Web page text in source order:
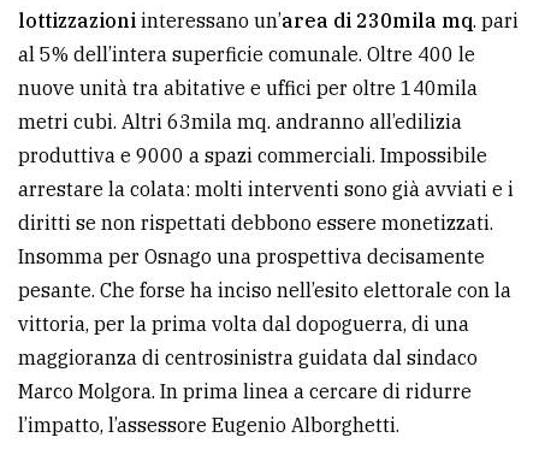
lottizzazioni interessano un’area di 230mila mq. pari
al 5% dell’intera superficie comunale. Oltre 400 le
nuove unità tra abitative e uffici per oltre 140mila
metri cubi. Altri 63mila mq. andranno all’edilizia
produttiva e 9000 a spazi commerciali. Impossibile
arrestare la colata: molti interventi sono già avviati e i
diritti se non rispettati debbono essere monetizzati.
Insomma per Osnago una prospettiva decisamente
pesante. Che forse ha inciso nell’esito elettorale con la
vittoria, per la prima volta dal dopoguerra, di una
maggioranza di centrosinistra guidata dal sindaco
Marco Molgora. In prima linea a cercare di ridurre
l’impatto, l’assessore Eugenio Alborghetti.